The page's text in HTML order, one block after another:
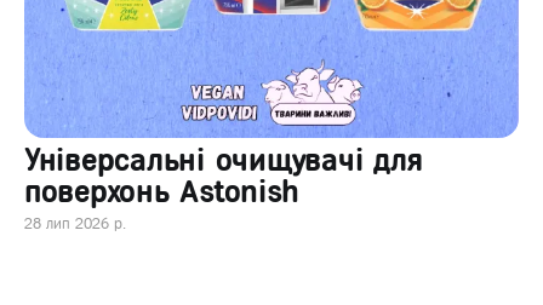
Універсальні очищувачі для
поверхонь Astonish
28 лип 2026 р.